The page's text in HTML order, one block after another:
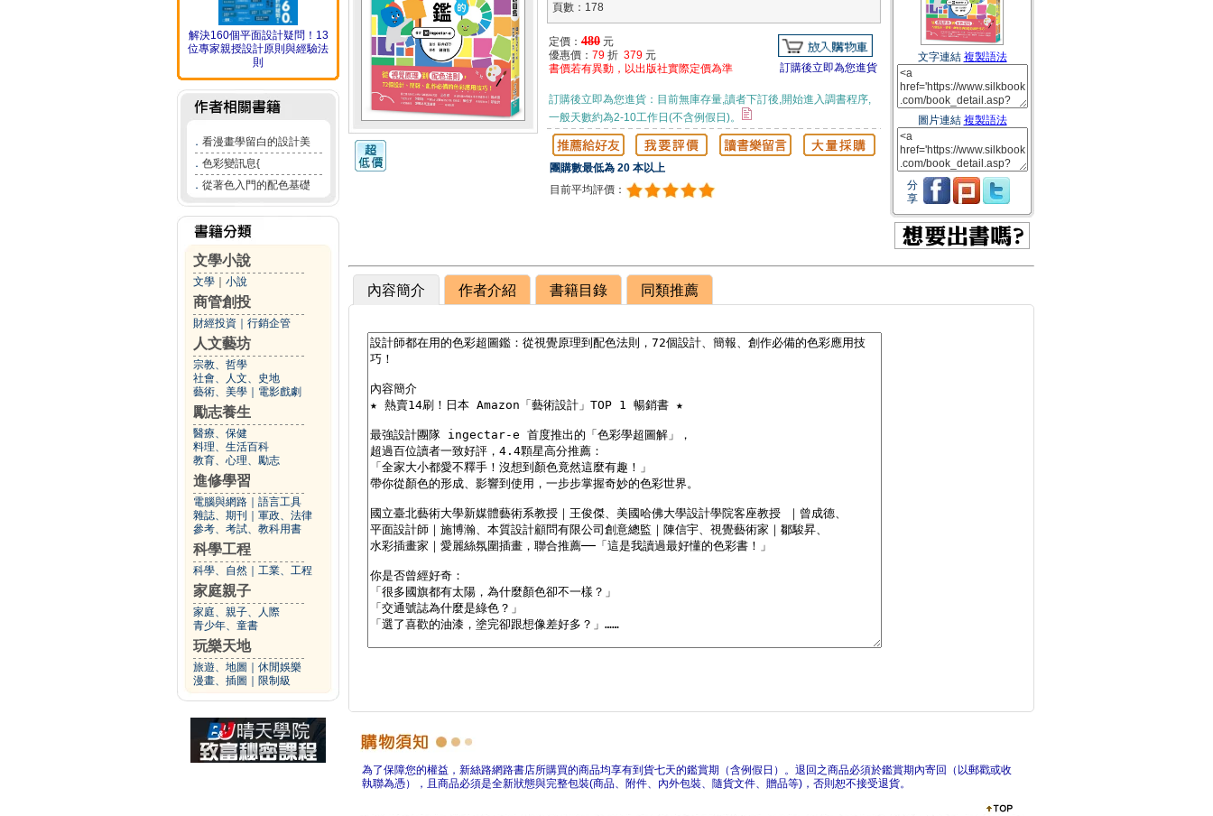
解決160個平面設計疑問！13
位專家親授設計原則與經驗法
則
． 看漫畫學留白的設計美
． 色彩變訊息{
． 從著色入門的配色基礎
文學小說
文學 小說
商管創投
財經投資 行銷企管
人文藝坊
宗教、哲學
社會、人文、史地
藝術、美學
電影戲劇
勵志養生
醫療、保健
料理、生活百科
教育、心理、勵志
進修學習
電腦與網路
語言工具
雜誌、期刊
軍政、法律
參考、考試、教科用書
科學工程
科學、自然 工業、工程
家庭親子
家庭、親子、人際
青少年、童書
玩樂天地
旅遊、地圖
休閒娛樂
漫畫、插圖
限制級
頁數：178
定價： 480 元
優惠價： 79 折 379 元
書價若有異動，以出版社實際定價為準
訂購後立即為您進貨
訂購後立即為您進貨：目前無庫存量,讀者下訂後,開始進入調書程序,
一般天數約為2-10工作日(不含例假日)。
團購數最低為 20 本以上
目前平均評價：
文字連結 複製語法
圖片連結 複製語法
分
享
內容簡介 作者介紹 書籍目錄 同類推薦
為了保障您的權益，新絲路網路書店所購買的商品均享有到貨七天的鑑賞期（含例假日）。退回之商品必須於鑑賞期內寄回（以郵戳或收
執聯為憑），且商品必須是全新狀態與完整包裝(商品、附件、內外包裝、隨貨文件、贈品等)，否則恕不接受退貨。